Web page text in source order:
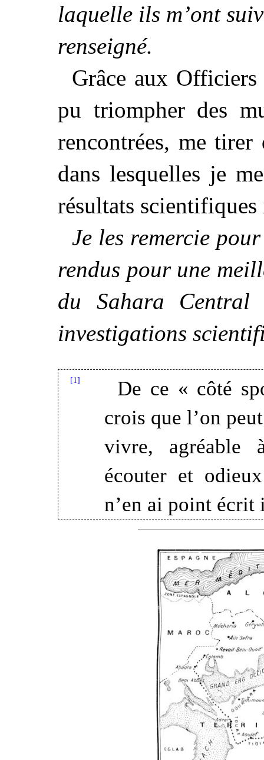
laquelle ils m’ont
renseigné.
Grâce aux
pu triompherdes
rencontrées, me
dans lesquelles je
résultats
Je les remercie
rendus pour une
du Sahara Central
investigations
[1]
De ce « côté
crois que l’on
vivre, agréable
écouter et
n’en ai point écrit